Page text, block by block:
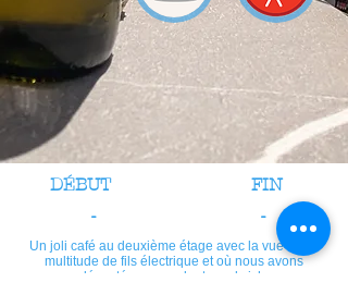
DÉBUT
-
FIN
-
Un joli café au deuxième étage avec la vue sur la
multitude de fils électrique et où nous avons
dégusté un succulent sandwich.